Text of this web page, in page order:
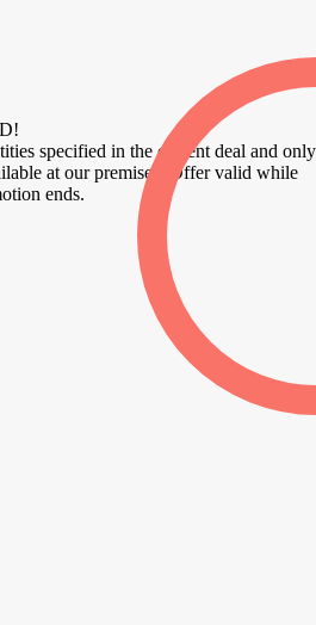
specified in the current deal and only
at our premises. Offer valid while
ends.